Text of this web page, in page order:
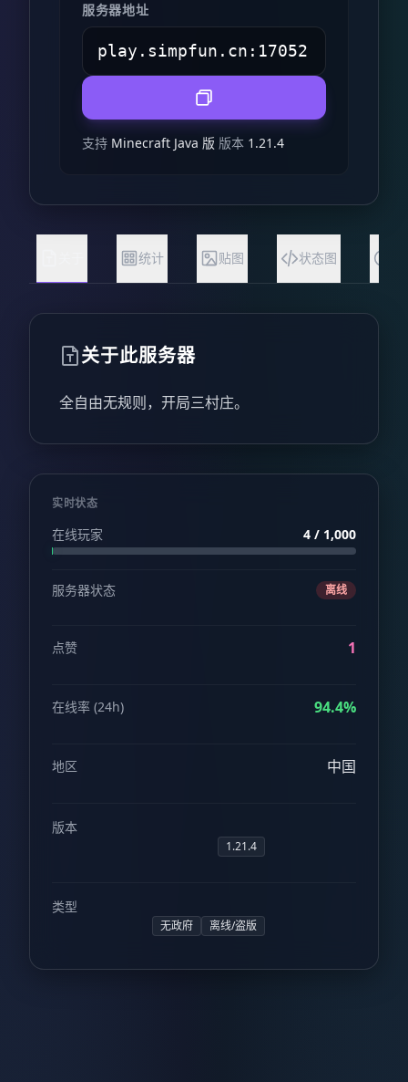
服务器地址
支持 Minecraft Java 版 版本 1.21.4
统计 贴图 状态图
关于此服务器
全自由无规则，开局三村庄。
实时状态
在线玩家 4 / 1,000
服务器状态 离线
点赞 1
在线率 (24h) 94.4%
地区 中国
版本
1.21.4
类型
无政府 离线/盗版